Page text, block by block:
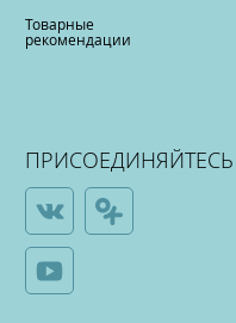
Товарные
рекомендации
ПРИСОЕДИНЯЙТЕСЬ